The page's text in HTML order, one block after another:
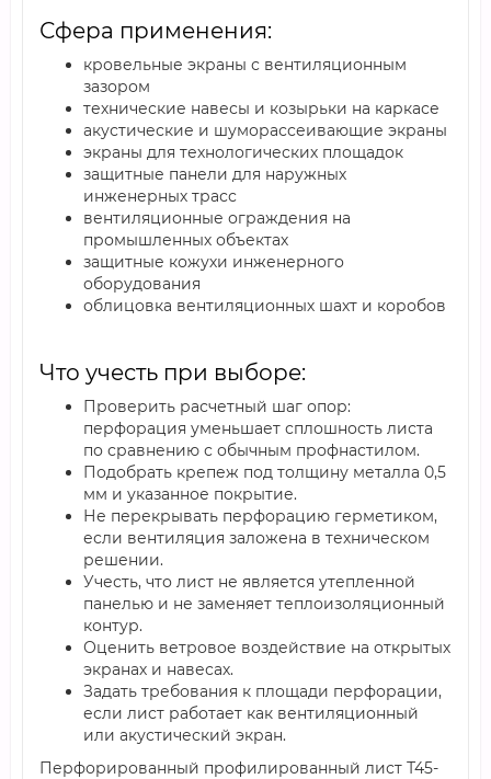
Сфера применения:
кровельные экраны с вентиляционным
зазором
технические навесы и козырьки на каркасе
акустические и шуморассеивающие экраны
экраны для технологических площадок
защитные панели для наружных
инженерных трасс
вентиляционные ограждения на
промышленных объектах
защитные кожухи инженерного
оборудования
облицовка вентиляционных шахт и коробов
Что учесть при выборе:
Проверить расчетный шаг опор:
перфорация уменьшает сплошность листа
по сравнению с обычным профнастилом.
Подобрать крепеж под толщину металла 0,5
мм и указанное покрытие.
Не перекрывать перфорацию герметиком,
если вентиляция заложена в техническом
решении.
Учесть, что лист не является утепленной
панелью и не заменяет теплоизоляционный
контур.
Оценить ветровое воздействие на открытых
экранах и навесах.
Задать требования к площади перфорации,
если лист работает как вентиляционный
или акустический экран.
Перфорированный профилированный лист Т45-